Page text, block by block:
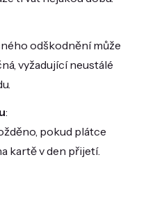
odškodnění může
vyžadující neustálé
:
pokud plátce
kartě v den přijetí.